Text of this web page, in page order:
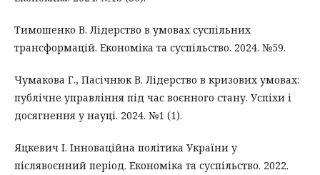
Тимошенко В. Лідерство в умовах суспільних
трансформацій. Економіка та суспільство. 2024. №59.
Чумакова Г., Пасічнюк В. Лідерство в кризових умовах:
публічне управління під час воєнного стану. Успіхи і
досягнення у науці. 2024. №1 (1).
Яцкевич І. Інноваційна політика України у
післявоєнний період. Економіка та суспільство. 2022.